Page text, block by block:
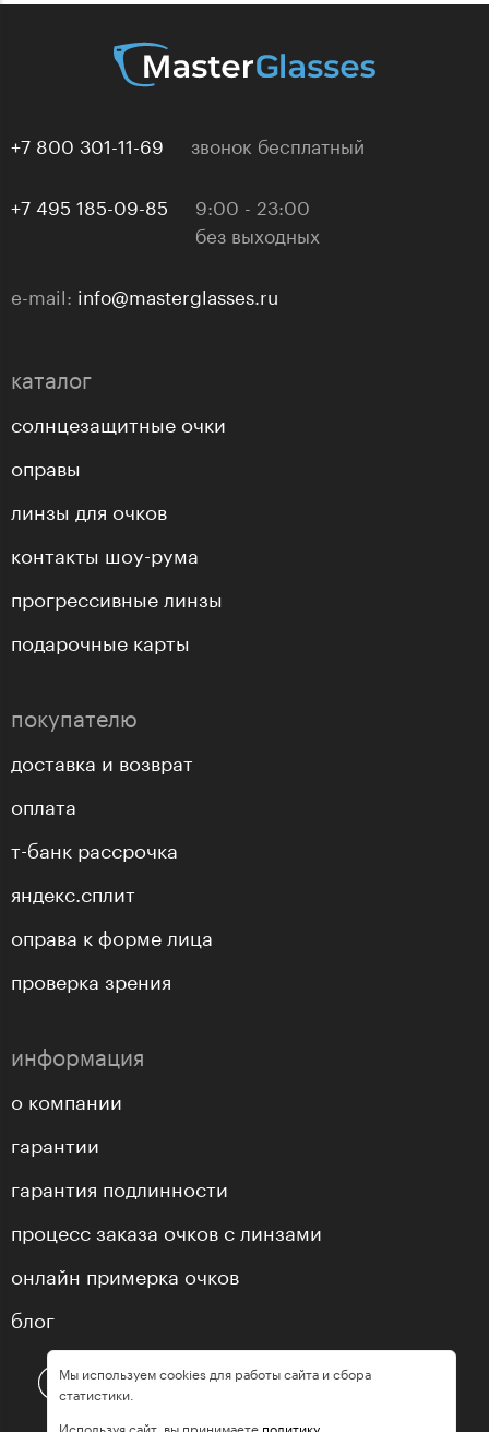
+7 800 301-11-69 звонок бесплатный
+7 495 185-09-85
9:00 - 23:00
без выходных
e-mail: info@masterglasses.ru
каталог
солнцезащитные очки
оправы
линзы для очков
контакты шоу-рума
прогрессивные линзы
подарочные карты
покупателю
доставка и возврат
оплата
т-банк рассрочка
яндекс.сплит
оправа к форме лица
проверка зрения
информация
о компании
гарантии
гарантия подлинности
процесс заказа очков с линзами
онлайн примерка очков
блог
Мы используем cookies для работы сайта и сбора
статистики.
Используя сайт, вы принимаете политику